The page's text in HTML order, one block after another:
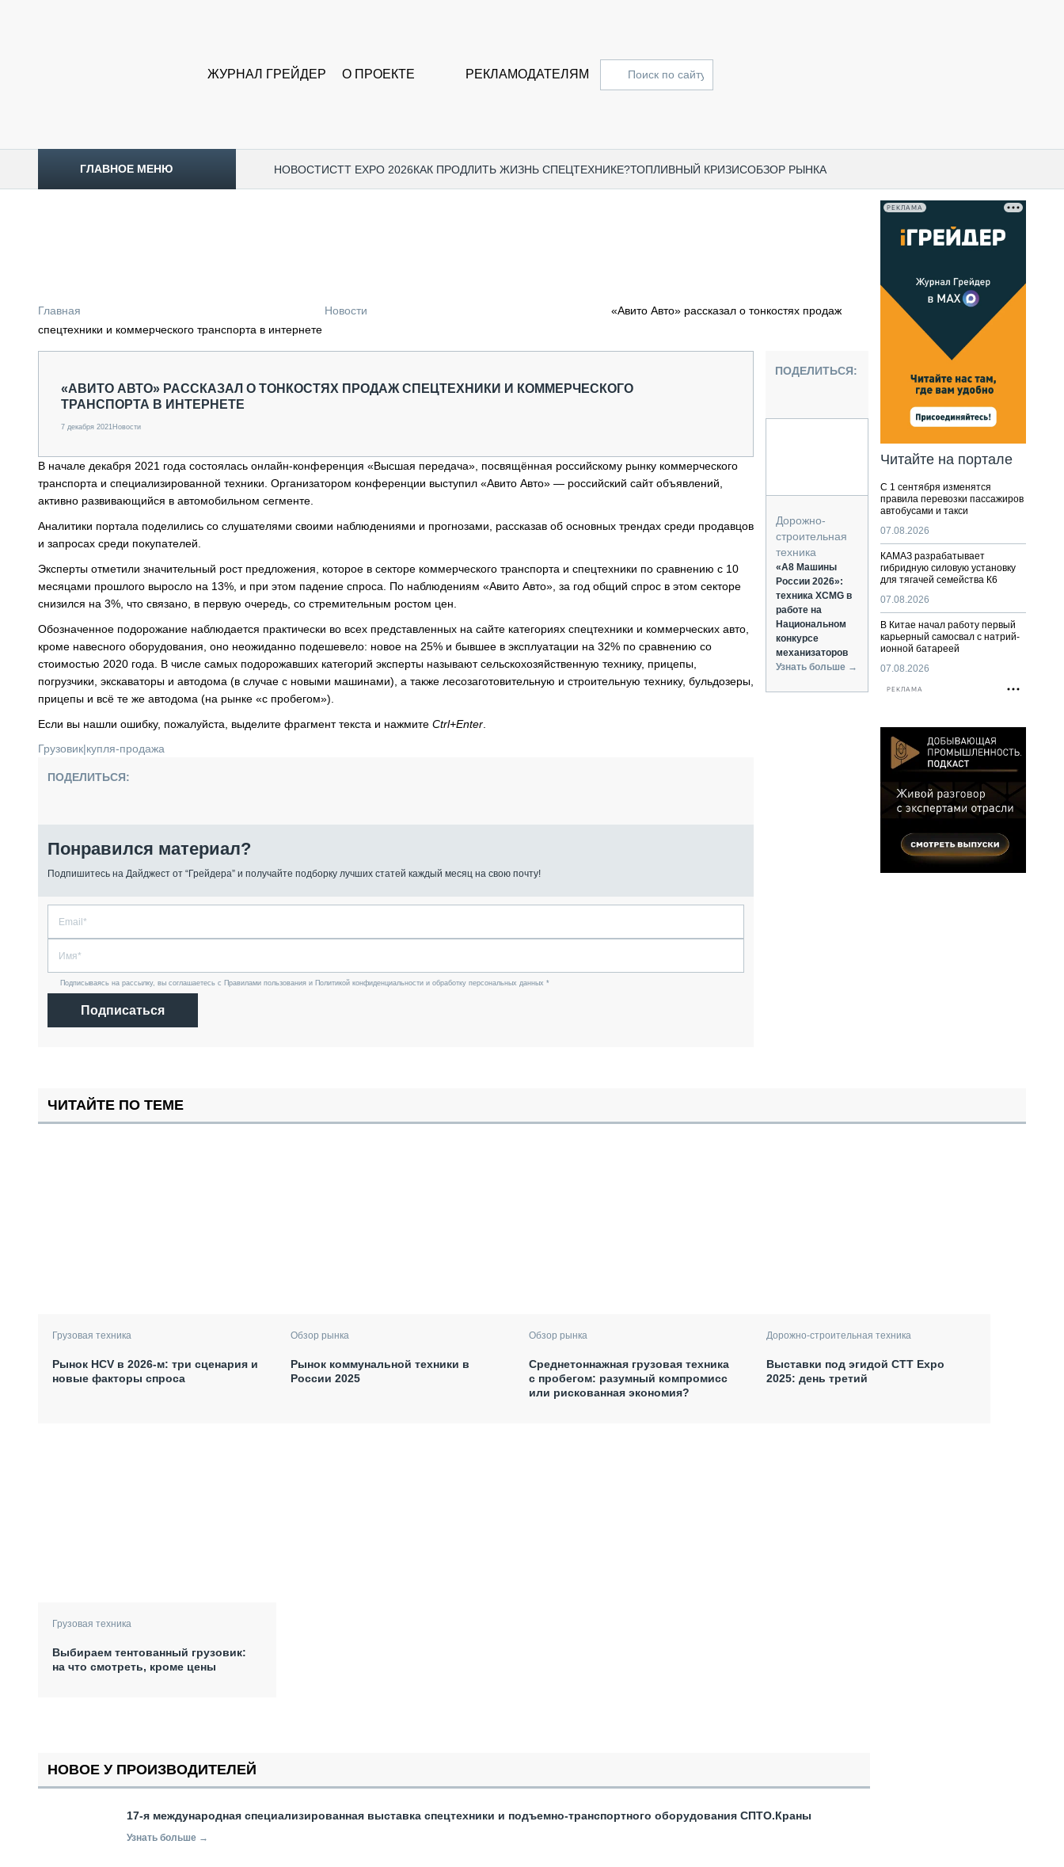
ЖУРНАЛ ГРЕЙДЕР О ПРОЕКТЕ РЕКЛАМОДАТЕЛЯМ
ГЛАВНОЕ МЕНЮ НОВОСТИCTT EXPO 2026КАК ПРОДЛИТЬ ЖИЗНЬ СПЕЦТЕХНИКЕ?ТОПЛИВНЫЙ КРИЗИСОБЗОР РЫНКА
ОБЗОР РЫНКА
ГРУЗОПЕРЕВОЗКИ
ФИНАНСЫ, ЛИЗИНГ, СТРАХОВАНИЕ
ТЕХНИКА КРУПНЫМ ПЛАНОМ
ТЕХНОЛОГИИ
ДОРОЖНАЯ ИНДУСТРИЯ
СЕРВИСМЕНЫ
ПОДЪЁМНАЯ ТЕХНИКА
ПАССАЖИРСКИЙ ТРАНСПОРТ
ЛОГИСТИКА И СКЛАД
АВТОМАТИЗАЦИЯ И ТЕХНОЛОГИИ
Главная Новости
«Авито Авто» рассказал о тонкостях продаж
спецтехники и коммерческого транспорта в интернете
«АВИТО АВТО» РАССКАЗАЛ О ТОНКОСТЯХ ПРОДАЖ СПЕЦТЕХНИКИ И КОММЕРЧЕСКОГО
ТРАНСПОРТА В ИНТЕРНЕТЕ
7 декабря 2021Новости
В начале декабря 2021 года состоялась онлайн-конференция «Высшая передача», посвящённая российскому рынку коммерческого
транспорта и специализированной техники. Организатором конференции выступил «Авито Авто» — российский сайт объявлений,
активно развивающийся в автомобильном сегменте.
Аналитики портала поделились со слушателями своими наблюдениями и прогнозами, рассказав об основных трендах среди продавцов
и запросах среди покупателей.
Эксперты отметили значительный рост предложения, которое в секторе коммерческого транспорта и спецтехники по сравнению с 10
месяцами прошлого выросло на 13%, и при этом падение спроса. По наблюдениям «Авито Авто», за год общий спрос в этом секторе
снизился на 3%, что связано, в первую очередь, со стремительным ростом цен.
Обозначенное подорожание наблюдается практически во всех представленных на сайте категориях спецтехники и коммерческих авто,
кроме навесного оборудования, оно неожиданно подешевело: новое на 25% и бывшее в эксплуатации на 32% по сравнению со
стоимостью 2020 года. В числе самых подорожавших категорий эксперты называют сельскохозяйственную технику, прицепы,
погрузчики, экскаваторы и автодома (в случае с новыми машинами), а также лесозаготовительную и строительную технику, бульдозеры,
прицепы и всё те же автодома (на рынке «с пробегом»).
Если вы нашли ошибку, пожалуйста, выделите фрагмент текста и нажмите Ctrl+Enter
Грузовик|купля-продажа
ПОДЕЛИТЬСЯ:
Понравился материал?
Подпишитесь на Дайджест от “Грейдера” и получайте подборку лучших статей каждый месяц на свою почту!
Подписываясь на рассылку, вы соглашаетесь с Правилами пользования и Политикой конфиденциальности и обработку персональных данных *
Подписаться
ПОДЕЛИТЬСЯ:
Дорожно-
строительная
техника
«А8 Машины
России 2026»:
техника XCMG в
работе на
Национальном
конкурсе
механизаторов
Узнать больше →
РЕКЛАМА
Читайте на портале
С 1 сентября изменятся
правила перевозки пассажиров
автобусами и такси
07.08.2026
КАМАЗ разрабатывает
гибридную силовую установку
для тягачей семейства К6
07.08.2026
В Китае начал работу первый
карьерный самосвал с натрий-
ионной батареей
07.08.2026
РЕКЛАМА
ЧИТАЙТЕ ПО ТЕМЕ
Грузовая техника
Рынок HCV в 2026-м: три сценария и
новые факторы спроса
Обзор рынка
Рынок коммунальной техники в
России 2025
Обзор рынка
Среднетоннажная грузовая техника
с пробегом: разумный компромисс
или рискованная экономия?
Дорожно-строительная техника
Выставки под эгидой СТТ Expo
2025: день третий
Грузовая техника
Выбираем тентованный грузовик:
на что смотреть, кроме цены
НОВОЕ У ПРОИЗВОДИТЕЛЕЙ
17-я международная специализированная выставка спецтехники и подъемно-транспортного оборудования СПТО.Краны
Узнать больше →